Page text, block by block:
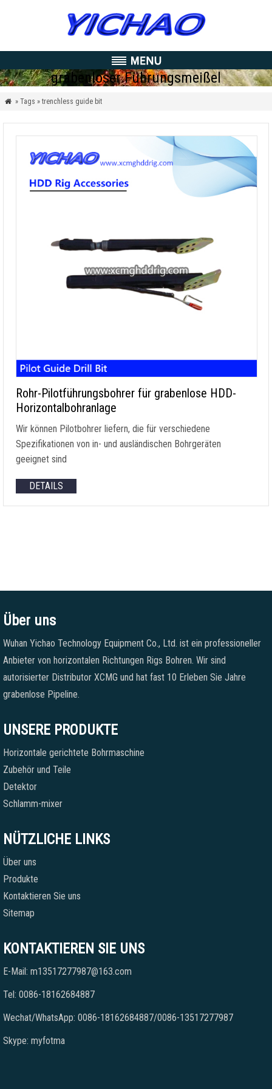
grabenloser Führungsmeißel
 » Tags » trenchless guide bit
Rohr-Pilotführungsbohrer für grabenlose HDD-
Horizontalbohranlage
Wir können Pilotbohrer liefern, die für verschiedene
Spezifikationen von in- und ausländischen Bohrgeräten
geeignet sind
DETAILS
Über uns
Wuhan Yichao Technology Equipment Co., Ltd. ist ein professioneller
Anbieter von horizontalen Richtungen Rigs Bohren. Wir sind
autorisierter Distributor XCMG und hat fast 10 Erleben Sie Jahre
grabenlose Pipeline.
UNSERE PRODUKTE
Horizontale gerichtete Bohrmaschine
Zubehör und Teile
Detektor
Schlamm-mixer
NÜTZLICHE LINKS
Über uns
Produkte
Kontaktieren Sie uns
Sitemap
KONTAKTIEREN SIE UNS
E-Mail: m13517277987@163.com
Tel: 0086-18162684887
Wechat/WhatsApp: 0086-18162684887/0086-13517277987
Skype: myfotma